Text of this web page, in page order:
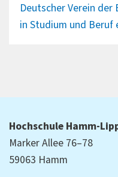
Deutscher Verein
in Studium und Beruf
Hochschule Hamm-
Marker Allee 76–78
59063 Hamm